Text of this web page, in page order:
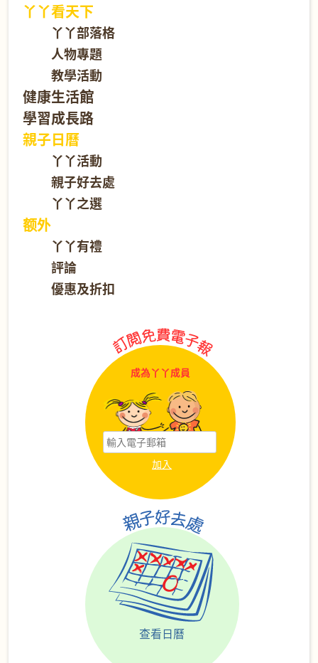
丫丫看天下
丫丫部落格
人物專題
教學活動
健康生活館
學習成長路
親子日曆
丫丫活動
親子好去處
丫丫之選
额外
丫丫有禮
評論
優惠及折扣
成為丫丫成員
查看日曆